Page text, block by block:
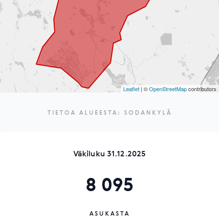
Leaflet | ©OpenStreetMapcontributors
TIETOA ALUEESTA: SODANKYLÄ
Väkiluku 31.12.2025
8 095
ASUKASTA